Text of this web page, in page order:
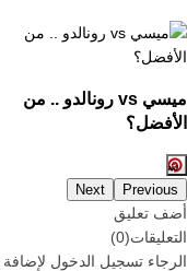
ميسي vs رونالدو .. من
الأفضل؟
Previous
Next
أضف تعليق
التعليقات(
0
)
الرجاء تسجيل الدخول لإضافة